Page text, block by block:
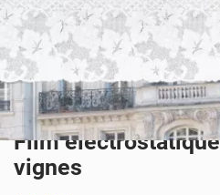
Film
vignes